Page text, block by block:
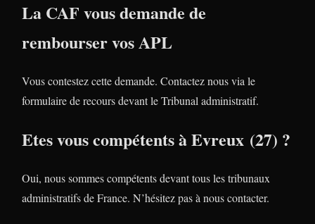
La CAF vous demande de
rembourser vos APL
Vous contestez cette demande. Contactez nous via le
formulaire de recours devant le Tribunal administratif.
Etes vous compétents à Evreux (27) ?
Oui, nous sommes compétents devant tous les tribunaux
administratifs de France. N’hésitez pas à nous contacter.